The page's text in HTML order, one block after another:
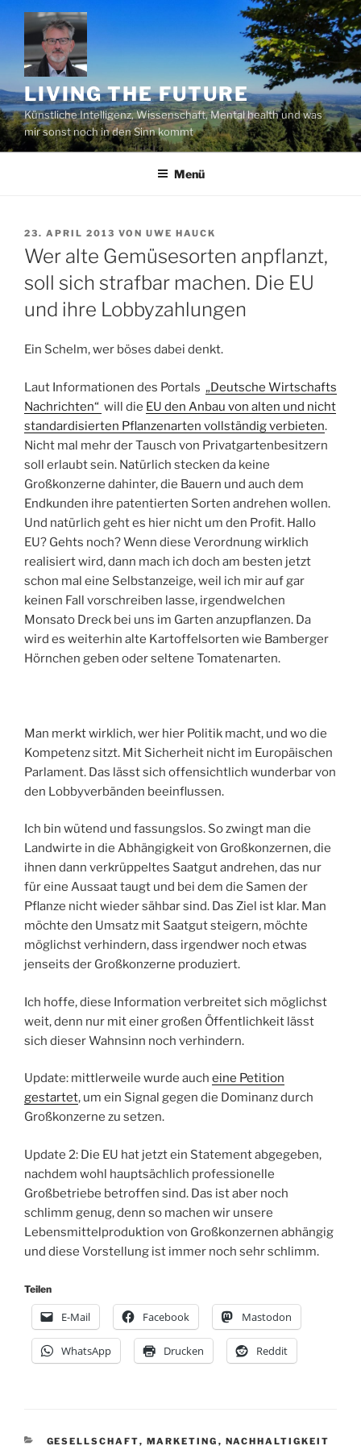
Zum
Inhalt
springen
LIVING THE FUTURE
Künstliche Intelligenz, Wissenschaft, Mental health und was
mir sonst noch in den Sinn kommt
Menü
VERÖFFENTLICHT
AM
23. APRIL 2013 VON UWE HAUCK
Wer alte Gemüsesorten anpflanzt,
soll sich strafbar machen. Die EU
und ihre Lobbyzahlungen
Ein Schelm, wer böses dabei denkt.
Laut Informationen des Portals „Deutsche Wirtschafts
Nachrichten“ will die EU den Anbau von alten und nicht
standardisierten Pflanzenarten vollständig verbieten.
Nicht mal mehr der Tausch von Privatgartenbesitzern
soll erlaubt sein. Natürlich stecken da keine
Großkonzerne dahinter, die Bauern und auch dem
Endkunden ihre patentierten Sorten andrehen wollen.
Und natürlich geht es hier nicht um den Profit. Hallo
EU? Gehts noch? Wenn diese Verordnung wirklich
realisiert wird, dann mach ich doch am besten jetzt
schon mal eine Selbstanzeige, weil ich mir auf gar
keinen Fall vorschreiben lasse, irgendwelchen
Monsato Dreck bei uns im Garten anzupflanzen. Da
wird es weiterhin alte Kartoffelsorten wie Bamberger
Hörnchen geben oder seltene Tomatenarten.
Man merkt wirklich, wer hier Politik macht, und wo die
Kompetenz sitzt. Mit Sicherheit nicht im Europäischen
Parlament. Das lässt sich offensichtlich wunderbar von
den Lobbyverbänden beeinflussen.
Ich bin wütend und fassungslos. So zwingt man die
Landwirte in die Abhängigkeit von Großkonzernen, die
ihnen dann verkrüppeltes Saatgut andrehen, das nur
für eine Aussaat taugt und bei dem die Samen der
Pflanze nicht wieder sähbar sind. Das Ziel ist klar. Man
möchte den Umsatz mit Saatgut steigern, möchte
möglichst verhindern, dass irgendwer noch etwas
jenseits der Großkonzerne produziert.
Ich hoffe, diese Information verbreitet sich möglichst
weit, denn nur mit einer großen Öffentlichkeit lässt
sich dieser Wahnsinn noch verhindern.
Update: mittlerweile wurde auch eine Petition
gestartet, um ein Signal gegen die Dominanz durch
Großkonzerne zu setzen.
Update 2: Die EU hat jetzt ein Statement abgegeben,
nachdem wohl hauptsächlich professionelle
Großbetriebe betroffen sind. Das ist aber noch
schlimm genug, denn so machen wir unsere
Lebensmittelproduktion von Großkonzernen abhängig
und diese Vorstellung ist immer noch sehr schlimm.
Teilen
E-Mail Facebook Mastodon
WhatsApp Drucken Reddit
KATEGORIEN
GESELLSCHAFT, MARKETING , NACHHALTIGKEIT